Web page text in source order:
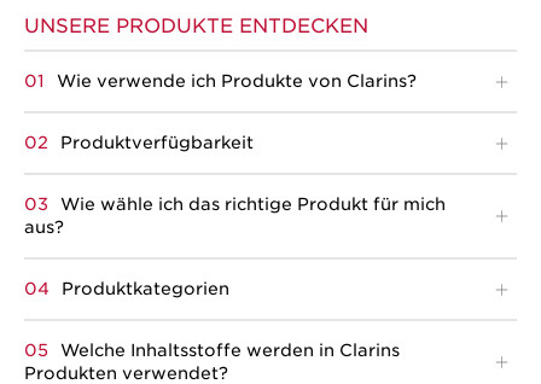
UNSERE PRODUKTE ENTDECKEN
Wie verwende ich Produkte von Clarins?
Produktverfügbarkeit
Wie wähle ich das richtige Produkt für mich
aus?
Produktkategorien
Welche Inhaltsstoffe werden in Clarins
Produkten verwendet?